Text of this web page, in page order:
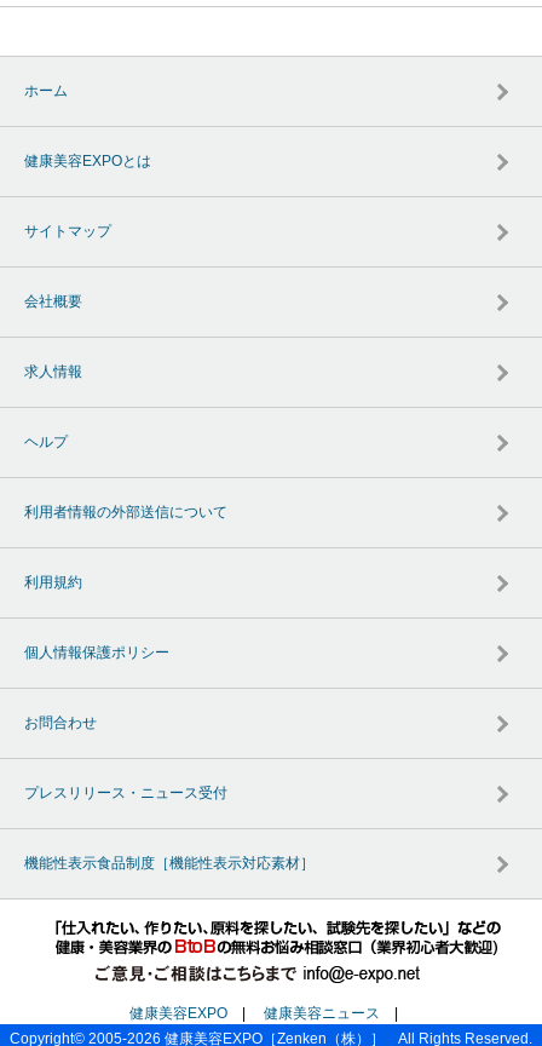
ホーム
健康美容EXPOとは
サイトマップ
会社概要
求人情報
ヘルプ
利用者情報の外部送信について
利用規約
個人情報保護ポリシー
お問合わせ
プレスリリース・ニュース受付
機能性表示食品制度［機能性表示対応素材］
健康美容EXPO | 健康美容ニュース
|
Copyright© 2005-2026 健康美容EXPO ［Zenken（株）］ All Rights Reserved.